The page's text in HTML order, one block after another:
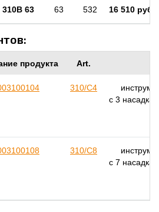
310B 63 63 532 16 510 руб.
продукта Art.
310/C4
с 3
310/C8
с 7